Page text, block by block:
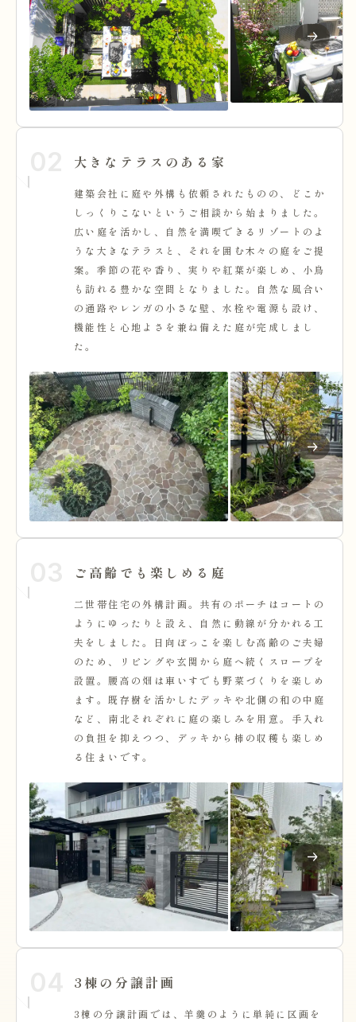
大きなテラスのある家
建築会社に庭や外構も依頼されたものの、どこか
しっくりこないというご相談から始まりました。
広い庭を活かし、自然を満喫できるリゾートのよ
うな大きなテラスと、それを囲む木々の庭をご提
案。季節の花や香り、実りや紅葉が楽しめ、小鳥
も訪れる豊かな空間となりました。自然な風合い
の通路やレンガの小さな壁、水栓や電源も設け、
機能性と心地よさを兼ね備えた庭が完成しまし
た。
ご高齢でも楽しめる庭
二世帯住宅の外構計画。共有のポーチはコートの
ようにゆったりと設え、自然に動線が分かれる工
夫をしました。日向ぼっこを楽しむ高齢のご夫婦
のため、リビングや玄関から庭へ続くスロープを
設置。腰高の畑は車いすでも野菜づくりを楽しめ
ます。既存樹を活かしたデッキや北側の和の中庭
など、南北それぞれに庭の楽しみを用意。手入れ
の負担を抑えつつ、デッキから柿の収穫も楽しめ
る住まいです。
3棟の分譲計画
3棟の分譲計画では、羊羹のように単純に区画を